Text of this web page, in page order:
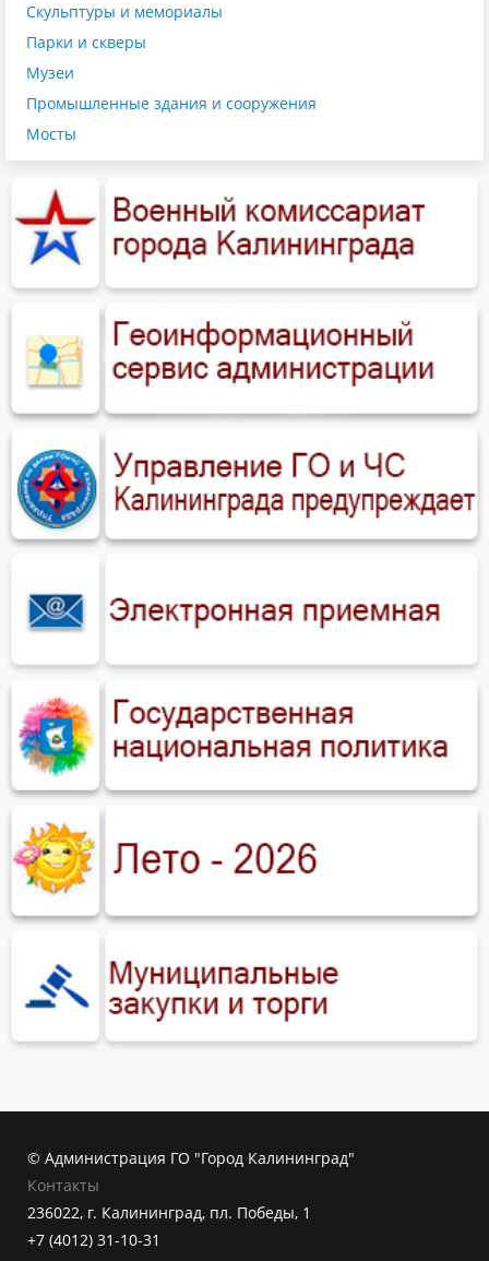
Скульптуры и мемориалы
Парки и скверы
Музеи
Промышленные здания и сооружения
Мосты
© Администрация ГО "Город Калининград"
Контакты
236022, г. Калининград, пл. Победы, 1
+7 (4012) 31-10-31